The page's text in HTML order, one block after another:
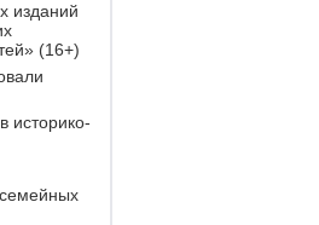
изданий
(16+)
историко-